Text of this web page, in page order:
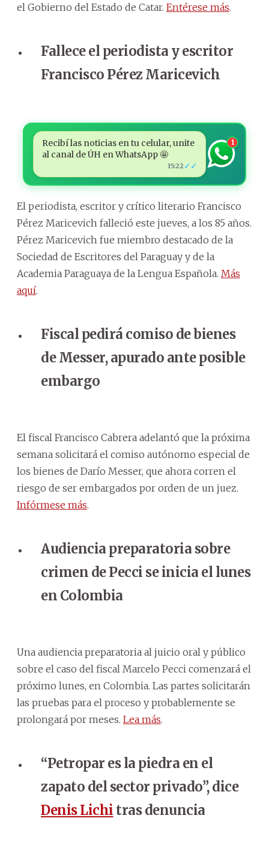
el Gobierno del Estado de Catar. Entérese más.
Fallece el periodista y escritor
Francisco Pérez Maricevich
Recibí las noticias en tu celular, unite
al canal de ÚH en WhatsApp 🤩
15:22 ✓✓
1
El periodista, escritor y crítico literario Francisco
Pérez Maricevich falleció este jueves, a los 85 años.
Pérez Maricevich fue miembro destacado de la
Sociedad de Escritores del Paraguay y de la
Academia Paraguaya de la Lengua Española. Más
aquí.
Fiscal pedirá comiso de bienes
de Messer, apurado ante posible
embargo
El fiscal Francisco Cabrera adelantó que la próxima
semana solicitará el comiso autónomo especial de
los bienes de Darío Messer, que ahora corren el
riesgo de ser embargados por orden de un juez.
Infórmese más.
Audiencia preparatoria sobre
crimen de Pecci se inicia el lunes
en Colombia
Una audiencia preparatoria al juicio oral y público
sobre el caso del fiscal Marcelo Pecci comenzará el
próximo lunes, en Colombia. Las partes solicitarán
las pruebas para el proceso y probablemente se
prolongará por meses. Lea más.
“Petropar es la piedra en el
zapato del sector privado”, dice
Denis Lichi tras denuncia